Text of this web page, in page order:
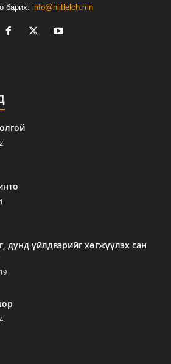
барих: info@niitlelch.mn
дунд үйлдвэрийг хөгжүүлэх сан